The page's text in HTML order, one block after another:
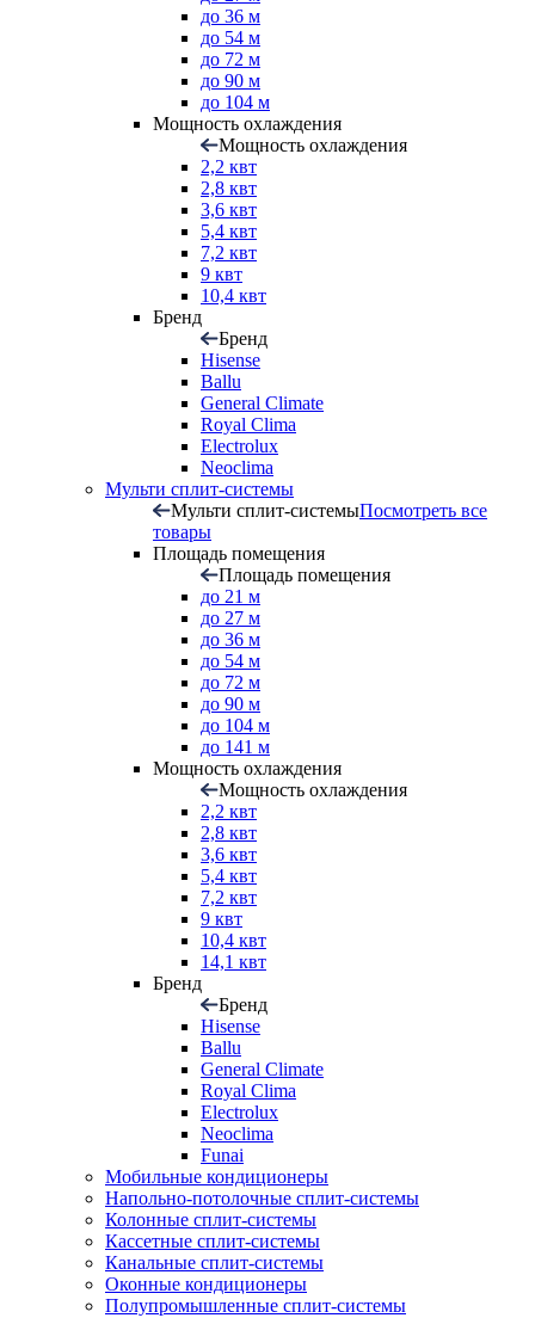
до 36 м
до 54 м
до 72 м
до 90 м
до 104 м
Мощность охлаждения
Мощность охлаждения
2,2 квт
2,8 квт
3,6 квт
5,4 квт
7,2 квт
9 квт
10,4 квт
Бренд
Бренд
Hisense
Ballu
General Climate
Royal Clima
Electrolux
Neoclima
Мульти сплит-системы
Мульти сплит-системыПосмотреть все
товары
Площадь помещения
Площадь помещения
до 21 м
до 27 м
до 36 м
до 54 м
до 72 м
до 90 м
до 104 м
до 141 м
Мощность охлаждения
Мощность охлаждения
2,2 квт
2,8 квт
3,6 квт
5,4 квт
7,2 квт
9 квт
10,4 квт
14,1 квт
Бренд
Бренд
Hisense
Ballu
General Climate
Royal Clima
Electrolux
Neoclima
Funai
Мобильные кондиционеры
Напольно-потолоч​ные ​сплит-системы
Колонные ​​сплит-системы
Кассетные сплит-системы
Канальные сплит-системы
Оконные кондиционеры
Полупромышленные сплит-системы